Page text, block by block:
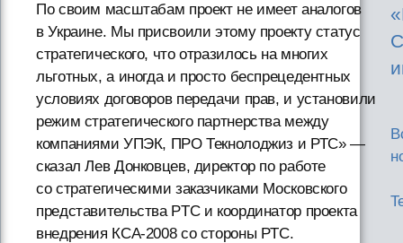
По своим масштабам проект не имеет аналогов
в Украине. Мы присвоили этому проекту статус
стратегического, что отразилось на многих
льготных, а иногда и просто беспрецедентных
условиях договоров передачи прав, и установили
режим стратегического партнерства между
компаниями УПЭК, ПРО Текнолоджиз и РТС» —
сказал Лев Донковцев, директор по работе
со стратегическими заказчиками Московского
представительства PTC и координатор проекта
внедрения КСА-2008 со стороны PTC.